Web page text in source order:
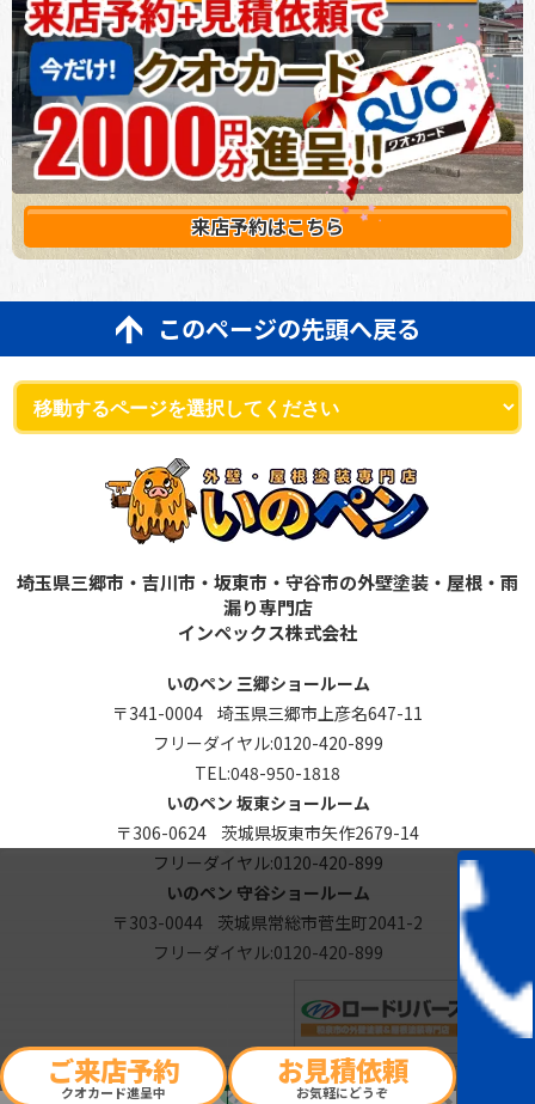
来店予約はこちら
このページの先頭へ戻る
埼玉県三郷市・吉川市・坂東市・守谷市の外壁塗装・屋根・雨
漏り専門店
インペックス株式会社
いのペン 三郷ショールーム
〒341-0004 埼玉県三郷市上彦名647-11
フリーダイヤル:0120-420-899
TEL:048-950-1818
いのペン 坂東ショールーム
〒306-0624 茨城県坂東市矢作2679-14
フリーダイヤル:0120-420-899
いのペン 守谷ショールーム
〒303-0044 茨城県常総市菅生町2041-2
フリーダイヤル:0120-420-899
ご来店予約
クオカード進呈中
お見積依頼
お気軽にどうぞ